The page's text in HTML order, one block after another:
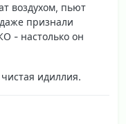
воздухом, пьют
признали
- настолько он
идиллия.